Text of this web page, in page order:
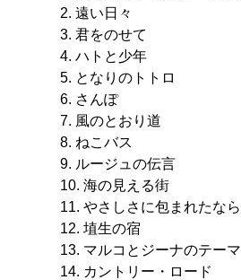
2. 遠い日々
3. 君をのせて
4. ハトと少年
5. となりのトトロ
6. さんぽ
7. 風のとおり道
8. ねこバス
9. ルージュの伝言
10. 海の見える街
11. やさしさに包まれたなら
12. 埴生の宿
13. マルコとジーナのテーマ
14. カントリー・ロード